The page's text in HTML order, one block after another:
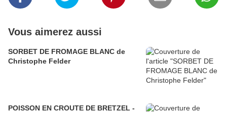
Vous aimerez aussi
SORBET DE FROMAGE BLANC de
Christophe Felder
POISSON EN CROUTE DE BRETZEL -